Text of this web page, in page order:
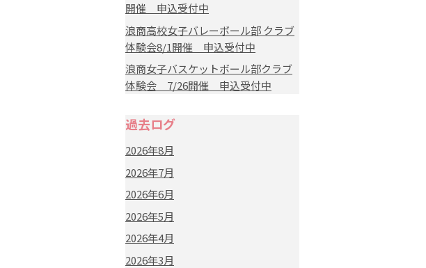
開催 申込受付中
浪商高校女子バレーボール部 クラブ
体験会8/1開催 申込受付中
浪商女子バスケットボール部クラブ
体験会 7/26開催 申込受付中
過去ログ
2026年8月
2026年7月
2026年6月
2026年5月
2026年4月
2026年3月